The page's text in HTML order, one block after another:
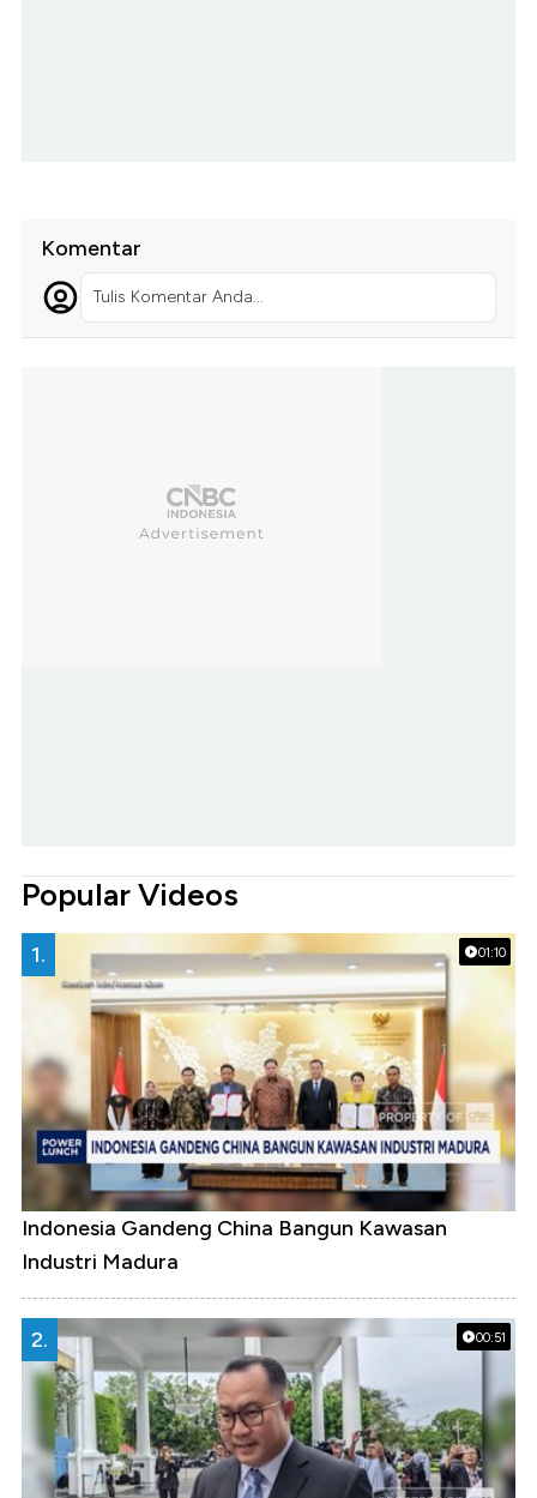
Komentar
Tulis Komentar Anda...
Popular Videos
01:10
1.
Indonesia Gandeng China Bangun Kawasan
Industri Madura
00:51
2.